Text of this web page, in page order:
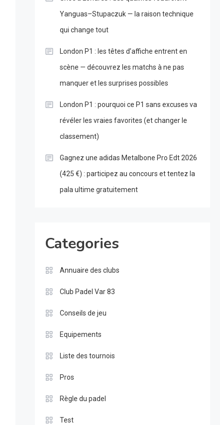
Yanguas–Stupaczuk — la raison technique
qui change tout
London P1 : les têtes d’affiche entrent en
scène — découvrez les matchs à ne pas
manquer et les surprises possibles
London P1 : pourquoi ce P1 sans excuses va
révéler les vraies favorites (et changer le
classement)
Gagnez une adidas Metalbone Pro Edt 2026
(425 €) : participez au concours et tentez la
pala ultime gratuitement
Categories
Annuaire des clubs
Club Padel Var 83
Conseils de jeu
Equipements
Liste des tournois
Pros
Règle du padel
Test